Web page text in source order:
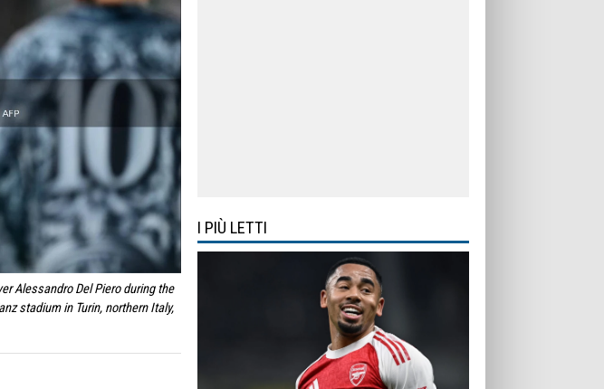
Alessandro Del Piero during the
stadium in Turin, northern Italy,
I PIÙ LETTI